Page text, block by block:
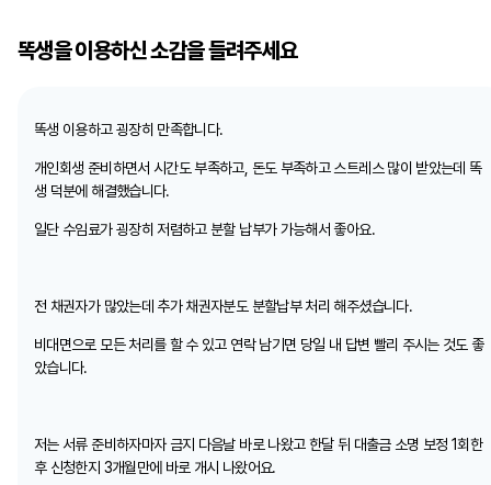
똑생을 이용하신 소감을 들려주세요
똑생 이용하고 굉장히 만족합니다.
개인회생 준비하면서 시간도 부족하고, 돈도 부족하고 스트레스 많이 받았는데 똑
생 덕분에 해결했습니다.
일단 수임료가 굉장히 저렴하고 분할 납부가 가능해서 좋아요.
전 채권자가 많았는데 추가 채권자분도 분할납부 처리 해주셨습니다.
비대면으로 모든 처리를 할 수 있고 연락 남기면 당일 내 답변 빨리 주시는 것도 좋
았습니다.
저는 서류 준비하자마자 금지 다음날 바로 나왔고 한달 뒤 대출금 소명 보정 1회한
후 신청한지 3개월만에 바로 개시 나왔어요.